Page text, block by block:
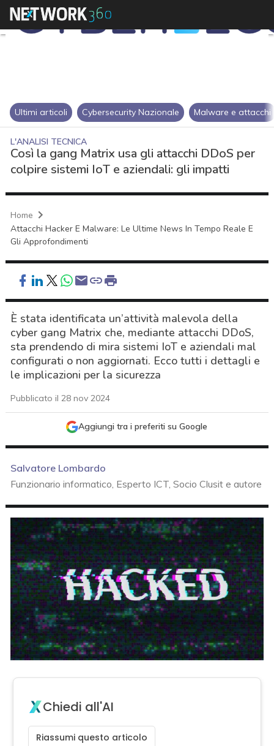
Ultimi articoli Cybersecurity Nazionale Malware e attacchi
L'ANALISI TECNICA
Così la gang Matrix usa gli attacchi DDoS per
colpire sistemi IoT e aziendali: gli impatti
Home
Attacchi Hacker E Malware: Le Ultime News In Tempo Reale E
Gli Approfondimenti
È stata identificata un’attività malevola della
cyber gang Matrix che, mediante attacchi DDoS,
sta prendendo di mira sistemi IoT e aziendali mal
configurati o non aggiornati. Ecco tutti i dettagli e
le implicazioni per la sicurezza
Pubblicato il 28 nov 2024
Aggiungi tra i preferiti su Google
Salvatore Lombardo
Funzionario informatico, Esperto ICT, Socio Clusit e autore
Chiedi all'AI
Riassumi questo articolo